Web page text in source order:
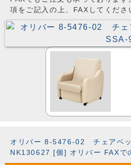
項をご記入の上、FAXしてくだ
オリバー 8-5476-02 チェアベ
NK130627 [個] オリバー FAXで